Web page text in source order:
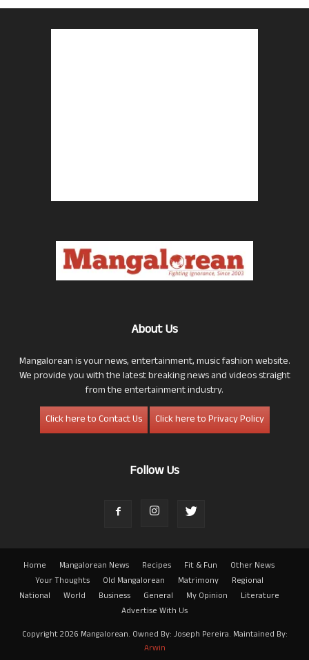
About Us
Mangalorean is your news, entertainment, music fashion website.
We provide you with the latest breaking news and videos straight
from the entertainment industry.
Click here to Contact Us
Click here to Privacy Policy
Follow Us
Home Mangalorean News Recipes Fit & Fun
Other News
Your Thoughts
Old Mangalorean Matrimony
Regional
National
World Business General My Opinion
Literature
Advertise With Us
Copyright 2026 Mangalorean. Owned By: Joseph Pereira. Maintained By:
Arwin